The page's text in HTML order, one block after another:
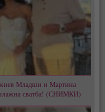
Младши и Мартина
сватба! (СНИМКИ)